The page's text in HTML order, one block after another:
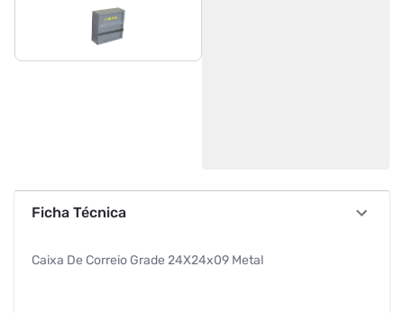
Ficha Técnica
Caixa De Correio Grade 24X24x09 Metal